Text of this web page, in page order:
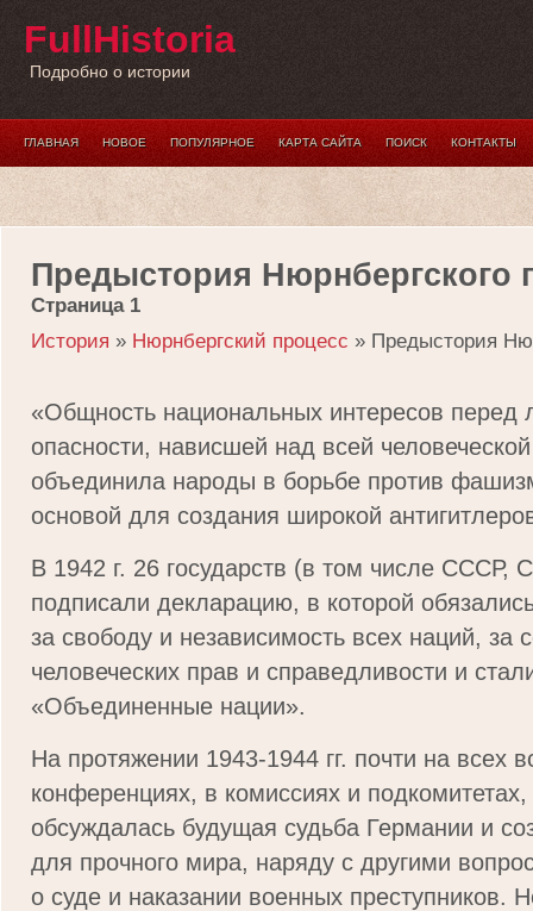
FullHistoria
Подробно о истории
ГЛАВНАЯ НОВОЕ ПОПУЛЯРНОЕ КАРТА САЙТА ПОИСК КОНТАКТЫ
Предыстория Нюрнбергского
Страница 1
История » Нюрнбергский процесс » Предыстория
«Общность национальных интересов перед
опасности, нависшей над всей
объединила народы в борьбе против
основой для создания широкой
В 1942 г. 26 государств (в том числе СССР,
подписали декларацию, в которой
за свободу и независимость всех наций, за
человеческих прав и справедливости и
«Объединенные нации».
На протяжении 1943-1944 гг. почти на всех
конференциях, в комиссиях и подкомитетах,
обсуждалась будущая судьба Германии и
для прочного мира, наряду с другими
о суде и наказании военных преступников.